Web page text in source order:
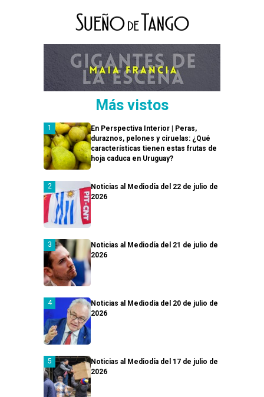
Más vistos
En Perspectiva Interior | Peras,
duraznos, pelones y ciruelas: ¿Qué
características tienen estas frutas de
hoja caduca en Uruguay?
Noticias al Mediodía del 22 de julio de
2026
Noticias al Mediodía del 21 de julio de
2026
Noticias al Mediodía del 20 de julio de
2026
Noticias al Mediodía del 17 de julio de
2026